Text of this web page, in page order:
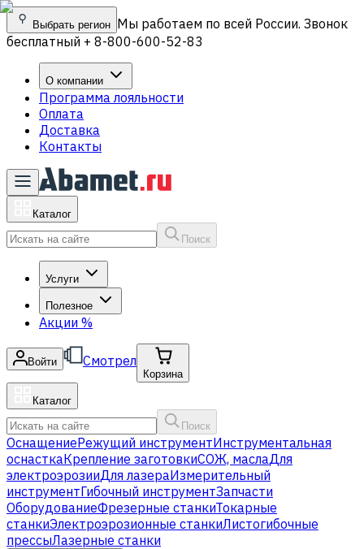
Выбрать регион Мы работаем по всей России. Звонок
бесплатный + 8-800-600-52-83
О компании
Программа лояльности
Оплата
Доставка
Контакты
Каталог
Поиск
Услуги
Полезное
Акции %
Войти Смотрел
Корзина
Каталог
Поиск
ОснащениеРежущий инструментИнструментальная
оснасткаКрепление заготовкиСОЖ, маслаДля
электроэрозииДля лазераИзмерительный
инструментГибочный инструментЗапчасти
ОборудованиеФрезерные станкиТокарные
станкиЭлектроэрозионные станкиЛистогибочные
прессыЛазерные станки